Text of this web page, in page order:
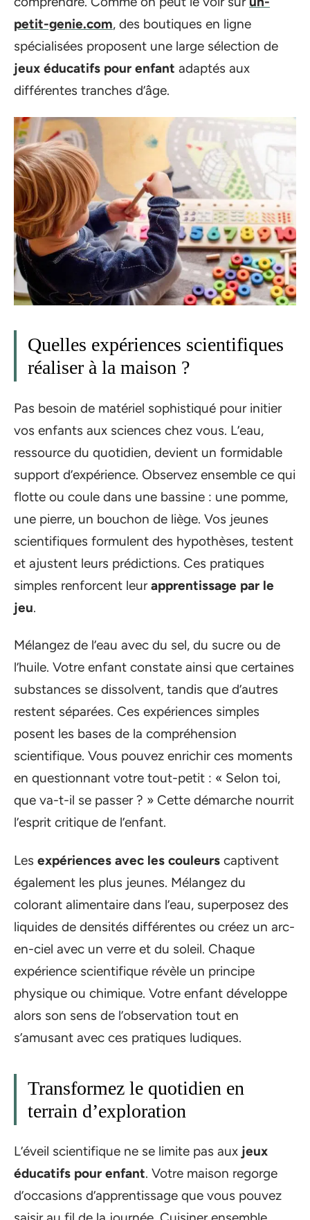
petit-genie.com, des boutiques en ligne
spécialisées proposent une large sélection de
jeux éducatifs pour enfant adaptés aux
différentes tranches d’âge.
Quelles expériences scientifiques
réaliser à la maison ?
Pas besoin de matériel sophistiqué pour initier
vos enfants aux sciences chez vous. L’eau,
ressource du quotidien, devient un formidable
support d’expérience. Observez ensemble ce qui
flotte ou coule dans une bassine : une pomme,
une pierre, un bouchon de liège. Vos jeunes
scientifiques formulent des hypothèses, testent
et ajustent leurs prédictions. Ces pratiques
simples renforcent leurapprentissage par le
jeu.
Mélangez de l’eau avec du sel, du sucre ou de
l’huile. Votre enfant constate ainsi que certaines
substances se dissolvent, tandis que d’autres
restent séparées. Ces expériences simples
posent les bases de la compréhension
scientifique. Vous pouvez enrichir ces moments
en questionnant votre tout-petit : « Selon toi,
que va-t-il se passer ? » Cette démarche nourrit
l’esprit critique de l’enfant.
Les expériences avec les couleurs captivent
également les plus jeunes. Mélangez du
colorant alimentaire dans l’eau, superposez des
liquides de densités différentes ou créez un arc-
en-ciel avec un verre et du soleil. Chaque
expérience scientifique révèle un principe
physique ou chimique. Votre enfant développe
alors son sens de l’observation tout en
s’amusant avec ces pratiques ludiques.
Transformez le quotidien en
terrain d’exploration
L’éveil scientifique ne se limite pas aux jeux
éducatifs pour enfant. Votre maison regorge
d’occasions d’apprentissage que vous pouvez